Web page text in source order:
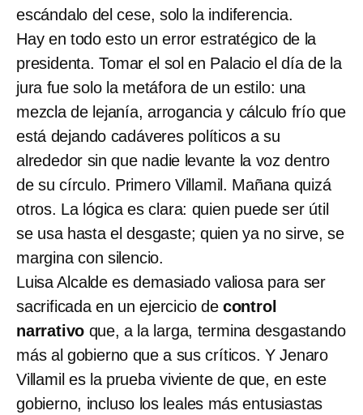
escándalo del cese, solo la indiferencia.
Hay en todo esto un error estratégico de la
presidenta. Tomar el sol en Palacio el día de la
jura fue solo la metáfora de un estilo: una
mezcla de lejanía, arrogancia y cálculo frío que
está dejando cadáveres políticos a su
alrededor sin que nadie levante la voz dentro
de su círculo. Primero Villamil. Mañana quizá
otros. La lógica es clara: quien puede ser útil
se usa hasta el desgaste; quien ya no sirve, se
margina con silencio.
Luisa Alcalde es demasiado valiosa para ser
sacrificada en un ejercicio de control
narrativo que, a la larga, termina desgastando
más al gobierno que a sus críticos. Y Jenaro
Villamil es la prueba viviente de que, en este
gobierno, incluso los leales más entusiastas